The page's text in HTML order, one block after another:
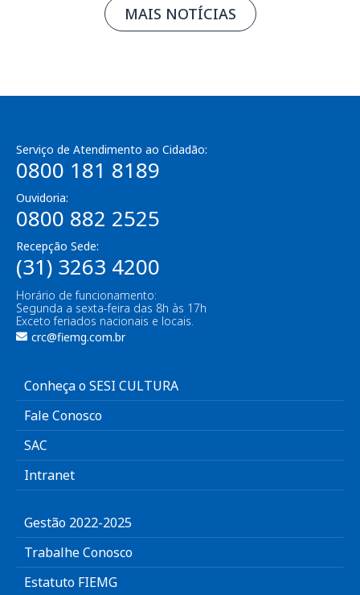
MAIS NOTÍCIAS
Serviço de Atendimento ao Cidadão:
0800 181 8189
Ouvidoria:
0800 882 2525
Recepção Sede:
(31) 3263 4200
Horário de funcionamento:
Segunda a sexta-feira das 8h às 17h
Exceto feriados nacionais e locais.
crc@fiemg.com.br
Conheça o SESI CULTURA
Fale Conosco
SAC
Intranet
Gestão 2022-2025
Trabalhe Conosco
Estatuto FIEMG